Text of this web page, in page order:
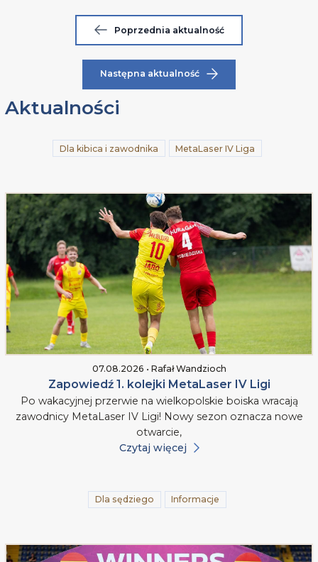
Poprzednia aktualność
Następna aktualność
Aktualności
Dla kibica i zawodnika MetaLaser IV Liga
07.08.2026 • Rafał Wandzioch
Zapowiedź 1. kolejki MetaLaser IV Ligi
Po wakacyjnej przerwie na wielkopolskie boiska wracają
zawodnicy MetaLaser IV Ligi! Nowy sezon oznacza nowe
otwarcie,
Czytaj więcej
Dla sędziego Informacje